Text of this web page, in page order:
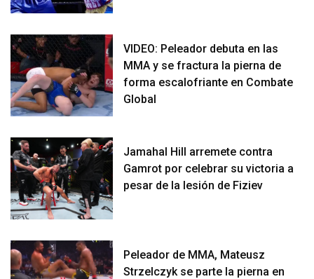
VIDEO: Peleador debuta en las
MMA y se fractura la pierna de
forma escalofriante en Combate
Global
Jamahal Hill arremete contra
Gamrot por celebrar su victoria a
pesar de la lesión de Fiziev
Peleador de MMA, Mateusz
Strzelczyk se parte la pierna en